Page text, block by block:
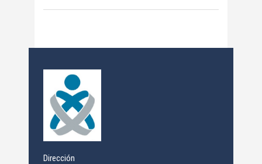
Dirección